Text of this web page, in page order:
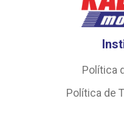
Política
Política de